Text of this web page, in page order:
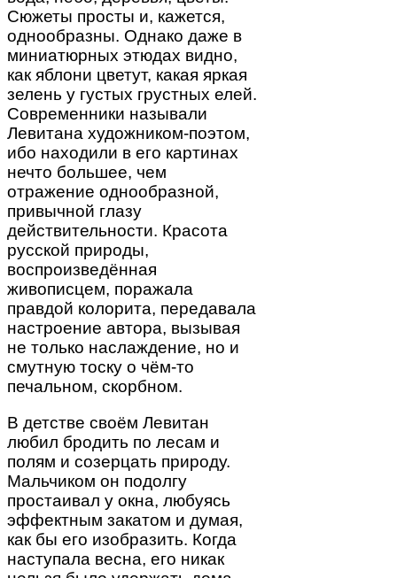
Сюжеты просты и, кажется,
однообразны. Однако даже в
миниатюрных этюдах видно,
как яблони цветут, какая яркая
зелень у густых грустных елей.
Современники называли
Левитана художником-поэтом,
ибо находили в его картинах
нечто большее, чем
отражение однообразной,
привычной глазу
действительности. Красота
русской природы,
воспроизведённая
живописцем, поражала
правдой колорита, передавала
настроение автора, вызывая
не только наслаждение, но и
смутную тоску о чём-то
печальном, скорбном.
В детстве своём Левитан
любил бродить по лесам и
полям и созерцать природу.
Мальчиком он подолгу
простаивал у окна, любуясь
эффектным закатом и думая,
как бы его изобразить. Когда
наступала весна, его никак